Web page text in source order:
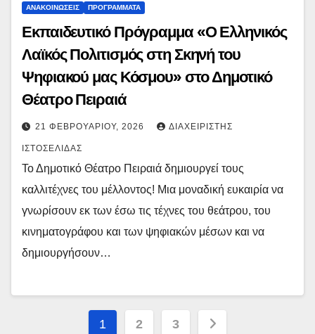
ΑΝΑΚΟΙΝΏΣΕΙΣ ΠΡΟΓΡΆΜΜΑΤΑ
Εκπαιδευτικό Πρόγραμμα «Ο Ελληνικός
Λαϊκός Πολιτισμός στη Σκηνή του
Ψηφιακού μας Κόσμου» στο Δημοτικό
Θέατρο Πειραιά
21 ΦΕΒΡΟΥΑΡΊΟΥ, 2026 ΔΙΑΧΕΙΡΙΣΤΉΣ
ΙΣΤΟΣΕΛΊΔΑΣ
Το Δημοτικό Θέατρο Πειραιά δημιουργεί τους
καλλιτέχνες του μέλλοντος! Μια μοναδική ευκαιρία να
γνωρίσουν εκ των έσω τις τέχνες του θεάτρου, του
κινηματογράφου και των ψηφιακών μέσων και να
δημιουργήσουν…
Σελιδοποίηση
1 2 3